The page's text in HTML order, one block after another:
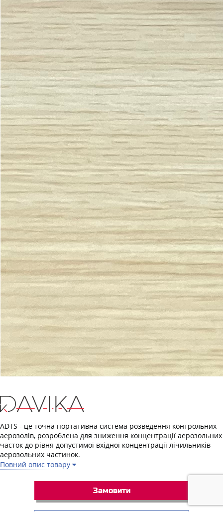
ADTS - це точна портативна система розведення контрольних
аерозолів, розроблена для зниження концентрації аерозольних
часток до рівня допустимої вхідної концентрації лічильників
аерозольних частинок.
Повний опис товару
Замовити